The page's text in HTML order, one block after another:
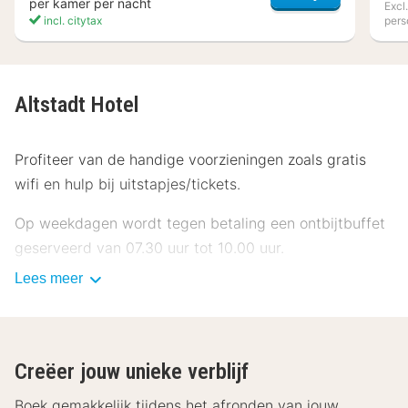
per kamer per nacht
incl. citytax
Altstadt Hotel
Profiteer van de handige voorzieningen zoals gratis
wifi en hulp bij uitstapjes/tickets.
Op weekdagen wordt tegen betaling een ontbijtbuffet
geserveerd van 07.30 uur tot 10.00 uur.
Enkele van de voorzieningen zijn een snelle
Doe of je thuis bent in één van de 18 kamers met een
minibar. Dankzij gratis wifi blijf je online, terwijl de tv
Lees meer
Creëer jouw unieke verblijf